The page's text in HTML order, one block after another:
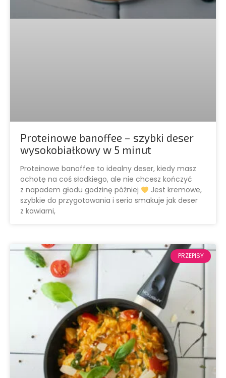
Proteinowe banoffee – szybki deser
wysokobiałkowy w 5 minut
Proteinowe banoffee to idealny deser, kiedy masz
ochotę na coś słodkiego, ale nie chcesz kończyć
z napadem głodu godzinę później
Jest kremowe,
szybkie do przygotowania i serio smakuje jak deser
z kawiarni,
PRZEPISY